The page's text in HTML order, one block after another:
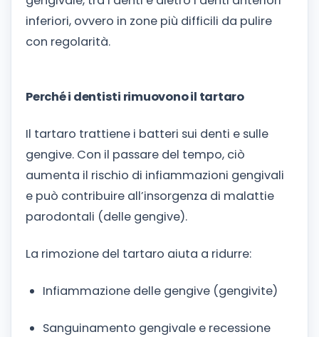
inferiori, ovvero in zone più difficili da pulire
con regolarità.
Perché i dentisti rimuovono il tartaro
Il tartaro trattiene i batteri sui denti e sulle
gengive. Con il passare del tempo, ciò
aumenta il rischio di infiammazioni gengivali
e può contribuire all’insorgenza di malattie
parodontali (delle gengive).
La rimozione del tartaro aiuta a ridurre:
Infiammazione delle gengive (gengivite)
Sanguinamento gengivale e recessione